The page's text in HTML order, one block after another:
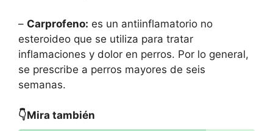
– Carprofeno: es un antiinflamatorio no
esteroideo que se utiliza para tratar
inflamaciones y dolor en perros. Por lo general,
se prescribe a perros mayores de seis
semanas.
👇Mira también